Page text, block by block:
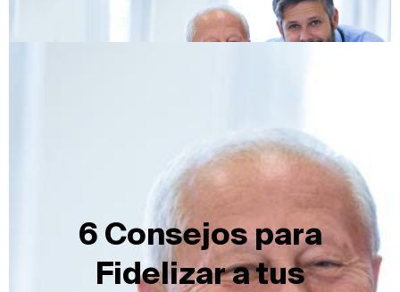
6 Consejos para
Fidelizar a tus